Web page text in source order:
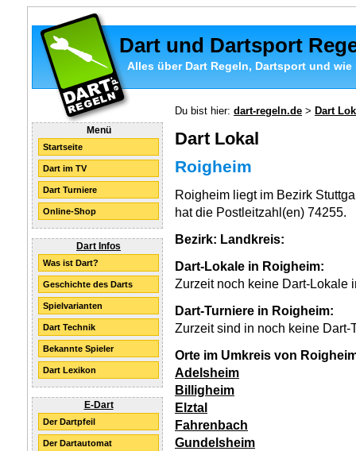
Dart und Dartsport
Alles über Dart Regeln, Dartsport und wie
Menü
Startseite
Dart im TV
Dart Turniere
Online-Shop
Dart Infos
Was ist Dart?
Geschichte des Darts
Spielvarianten
Dart Technik
Bekannte Spieler
Dart Lexikon
E-Dart
Der Dartpfeil
Der Dartautomat
Du bist hier: dart-regeln.de > Dart
Dart Lokal
Roigheim
Roigheim liegt im Bezirk
hat die Postleitzahl(en) 74255.
Bezirk: Landkreis:
Dart-Lokale in Roigheim:
Zurzeit noch keine Dart-Lokale
Dart-Turniere in Roigheim:
Zurzeit sind in noch keine
Orte im Umkreis von
Adelsheim
Billigheim
Elztal
Fahrenbach
Gundelsheim